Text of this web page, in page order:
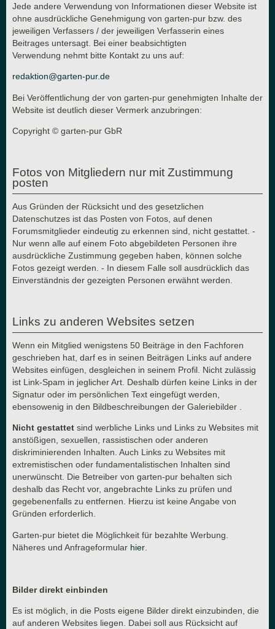
Jede andere Verwendung von Informationen dieser Website ist
ohne ausdrückliche Genehmigung von garten-pur bzw. des
jeweiligen Verfassers / der jeweiligen Verfasserin eines
Beitrages untersagt. Bei einer beabsichtigten
Verwendung nehmt bitte Kontakt zu uns auf:
redaktion@garten-pur.de
Bei Veröffentlichung der von garten-pur genehmigten Inhalte der
Website ist deutlich dieser Vermerk anzubringen:
Copyright © garten-pur GbR
Fotos von Mitgliedern nur mit Zustimmung
posten
Aus Gründen der Rücksicht und des gesetzlichen
Datenschutzes ist das Posten von Fotos, auf denen
Forumsmitglieder eindeutig zu erkennen sind, nicht gestattet. -
Nur wenn alle auf einem Foto abgebildeten Personen ihre
ausdrückliche Zustimmung gegeben haben, können solche
Fotos gezeigt werden. - In diesem Falle soll ausdrücklich das
Einverständnis der gezeigten Personen erwähnt werden.
Links zu anderen Websites setzen
Wenn ein Mitglied wenigstens 50 Beiträge in den Fachforen
geschrieben hat, darf es in seinen Beiträgen Links auf andere
Websites einfügen, desgleichen in seinem Profil. Nicht zulässig
ist Link-Spam in jeglicher Art. Deshalb dürfen keine Links in der
Signatur oder im persönlichen Text eingefügt werden,
ebensowenig in den Bildbeschreibungen der Galeriebilder .
Nicht gestattet sind werbliche Links und Links zu Websites mit
anstößigen, sexuellen, rassistischen oder anderen
diskriminierenden Inhalten. Auch Links zu Websites mit
extremistischen oder fundamentalistischen Inhalten sind
unerwünscht. Die Betreiber von garten-pur behalten sich
deshalb das Recht vor, angebrachte Links zu prüfen und
gegebenenfalls zu entfernen. Hierzu ist keine Angabe von
Gründen erforderlich.
Garten-pur bietet die Möglichkeit für bezahlte Werbung.
Näheres und Anfrageformular hier
Bilder direkt einbinden
Es ist möglich, in die Posts eigene Bilder direkt einzubinden, die
auf anderen Websites liegen. Dabei soll aus Rücksicht auf